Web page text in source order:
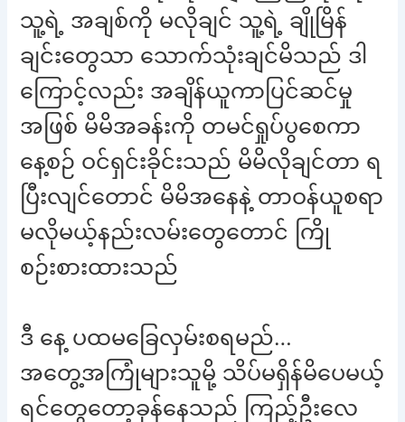
သူ့ရဲ့ အချစ်ကို မလိုချင် သူ့ရဲ့ ချိုမြိန်
ချင်းတွေသာ သောက်သုံးချင်မိသည် ဒါ
ကြောင့်လည်း အချိန်ယူကာပြင်ဆင်မှု
အဖြစ် မိမိအခန်းကို တမင်ရှုပ်ပွစေကာ
နေ့စဉ် ဝင်ရှင်းခိုင်းသည် မိမိလိုချင်တာ ရ
ပြီးလျင်တောင် မိမိအနေနဲ့ တာဝန်ယူစရာ
မလိုမယ့်နည်းလမ်းတွေတောင် ကြို
စဉ်းစားထားသည်
ဒီ နေ့ ပထမခြေလှမ်းစရမည်…
အတွေ့အကြုံများသူမို့ သိပ်မရှိန်မိပေမယ့်
ရင်တွေတော့ခုန်နေသည် ကြည့်ဦးလေ